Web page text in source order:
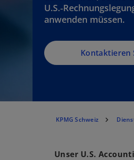
anwenden müssen.
Kontaktieren
KPMG Schweiz
Unser U.S.